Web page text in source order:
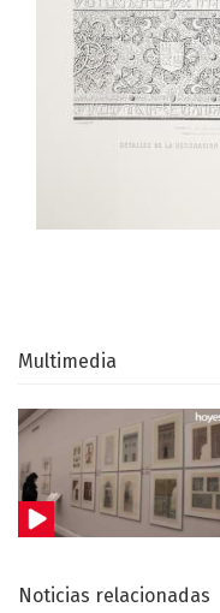
Multimedia
Noticias relacionadas